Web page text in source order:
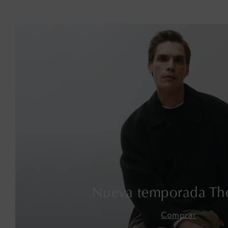
Nueva temporada
Comprar